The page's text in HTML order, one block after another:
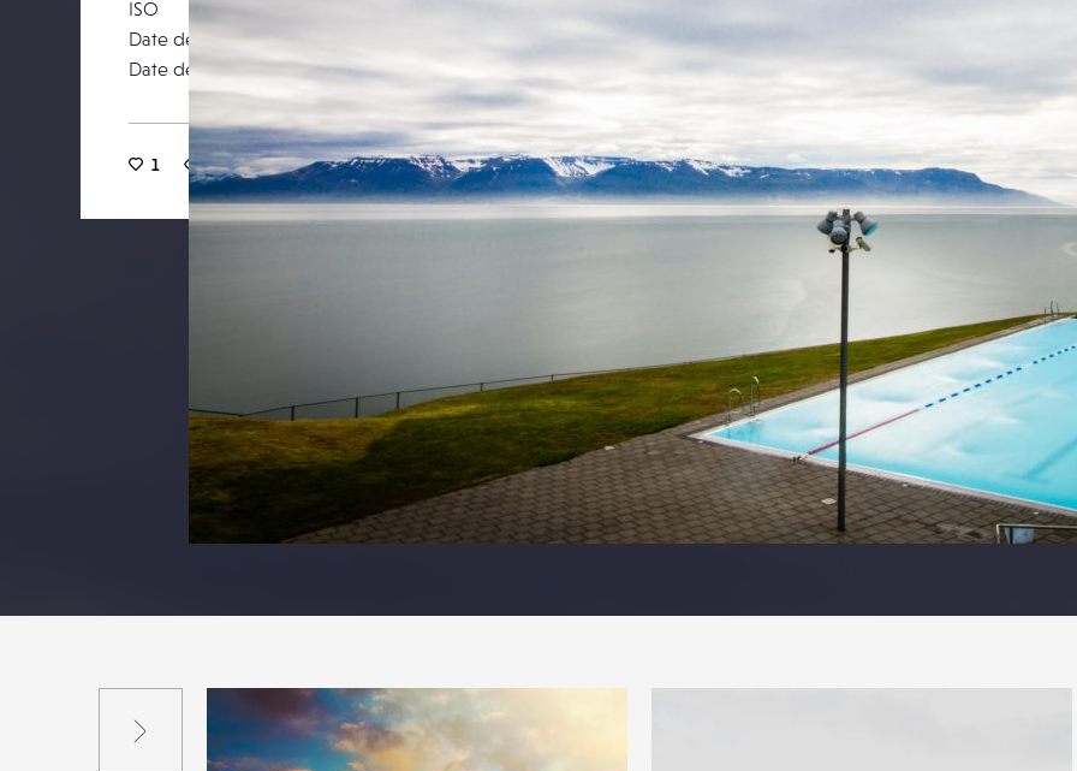
ISO
Date de prise de vue
15 juin 2017
Date de publication
20 juin 2017
1 18 0